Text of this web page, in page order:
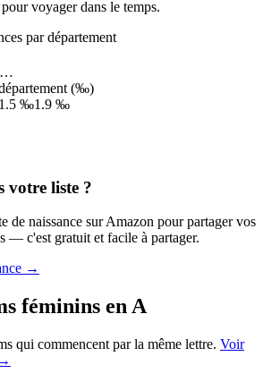
voyager dans le temps.
par département
(‰)
1.5 ‰1.9 ‰
votre liste ?
de naissance sur Amazon pour partager vos
— c'est gratuit et facile à partager.
→
féminins en A
qui commencent par la même lettre. Voir
→